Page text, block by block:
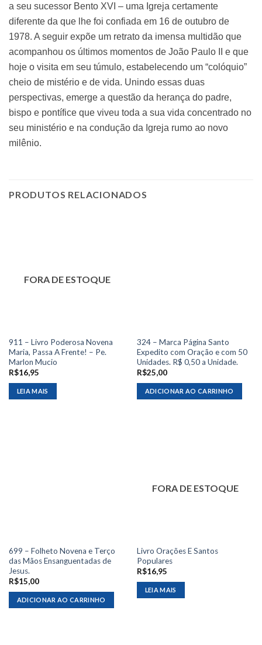
a seu sucessor Bento XVI – uma Igreja certamente
diferente da que lhe foi confiada em 16 de outubro de
1978. A seguir expõe um retrato da imensa multidão que
acompanhou os últimos momentos de João Paulo II e que
hoje o visita em seu túmulo, estabelecendo um “colóquio”
cheio de mistério e de vida. Unindo essas duas
perspectivas, emerge a questão da herança do padre,
bispo e pontífice que viveu toda a sua vida concentrado no
seu ministério e na condução da Igreja rumo ao novo
milênio.
PRODUTOS RELACIONADOS
FORA DE ESTOQUE
911 – Livro Poderosa Novena
Maria, Passa A Frente! – Pe.
Marlon Mucio
R$16,95
LEIA MAIS
324 – Marca Página Santo
Expedito com Oração e com 50
Unidades. R$ 0,50 a Unidade.
R$25,00
ADICIONAR AO CARRINHO
699 – Folheto Novena e Terço
das Mãos Ensanguentadas de
Jesus.
R$15,00
ADICIONAR AO CARRINHO
FORA DE ESTOQUE
Livro Orações E Santos
Populares
R$16,95
LEIA MAIS